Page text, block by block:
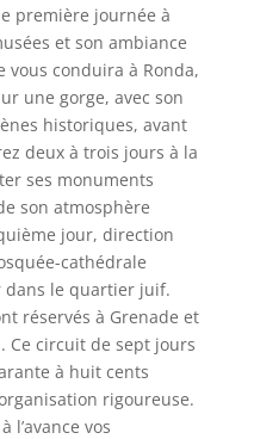
première journée à
et son ambiance
vous conduira à Ronda,
une gorge, avec son
historiques, avant
deux à trois jours à la
ses monuments
son atmosphère
jour, direction
cathédrale
le quartier juif.
réservés à Grenade et
Ce circuit de sept jours
à huit cents
rigoureuse.
l’avance vos